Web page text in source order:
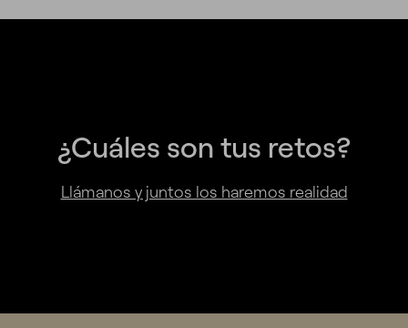
¿Cuáles son tus retos?
Llámanos y juntos los haremos realidad